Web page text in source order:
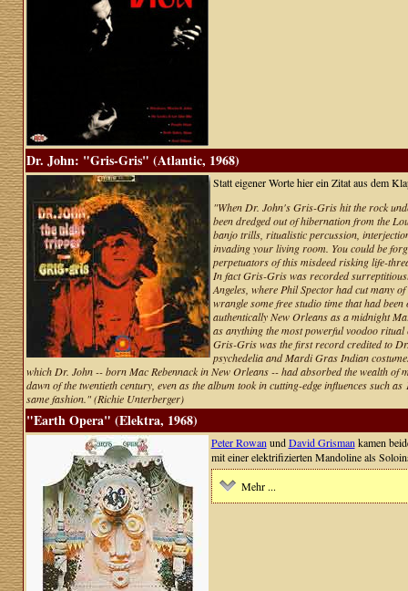
Dr. John: "Gris-Gris" (Atlantic, 1968)
Statt eigener Worte hier ein Zitat aus dem
"When Dr. John's Gris-Gris hit the rock
been dredged out of hibernation from the
banjo trills, ritualistic percussion,
invading your living room. You could be
perpetuators of this misdeed risking life-
In fact Gris-Gris was recorded
Angeles, where Phil Spector had cut many
wrangle some free studio time that had
authentically New Orleans as a midnight
as anything the most powerful voodoo
Gris-Gris was the first record credited to
psychedelia and Mardi Gras Indian
which Dr. John -- born Mac Rebennack in New Orleans -- had absorbed the wealth
dawn of the twentieth century, even as the album took in cutting-edge influences such
same fashion." (Richie Unterberger)
"Earth Opera" (Elektra, 1968)
Peter Rowan undDavid Grisman kamen
mit einer elektrifizierten Mandoline als
Mehr ...